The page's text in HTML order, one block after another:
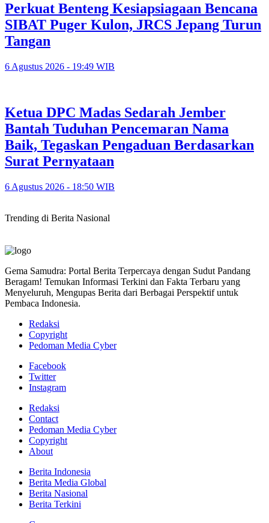
Perkuat Benteng Kesiapsiagaan Bencana
SIBAT Puger Kulon, JRCS Jepang Turun
Tangan
6 Agustus 2026 - 19:49 WIB
Ketua DPC Madas Sedarah Jember
Bantah Tuduhan Pencemaran Nama
Baik, Tegaskan Pengaduan Berdasarkan
Surat Pernyataan
6 Agustus 2026 - 18:50 WIB
Trending di Berita Nasional
Gema Samudra: Portal Berita Terpercaya dengan Sudut Pandang
Beragam! Temukan Informasi Terkini dan Fakta Terbaru yang
Menyeluruh, Mengupas Berita dari Berbagai Perspektif untuk
Pembaca Indonesia.
Redaksi
Copyright
Pedoman Media Cyber
Facebook
Twitter
Instagram
Redaksi
Contact
Pedoman Media Cyber
Copyright
About
Berita Indonesia
Berita Media Global
Berita Nasional
Berita Terkini